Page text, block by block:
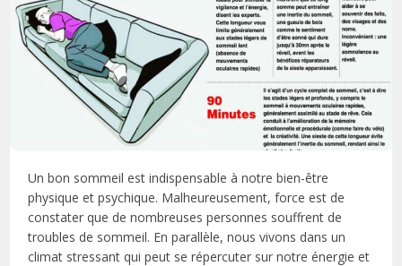
Un bon sommeil est indispensable à notre bien-être
physique et psychique. Malheureusement, force est de
constater que de nombreuses personnes souffrent de
troubles de sommeil. En parallèle, nous vivons dans un
climat stressant qui peut se répercuter sur notre énergie et